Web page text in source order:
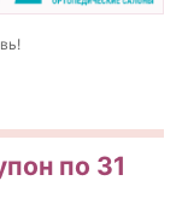
по 31